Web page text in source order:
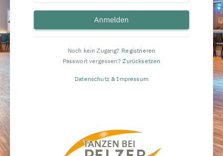
Anmelden
Noch kein Zugang? Registrieren
Passwort vergessen? Zurücksetzen
Datenschutz & Impressum